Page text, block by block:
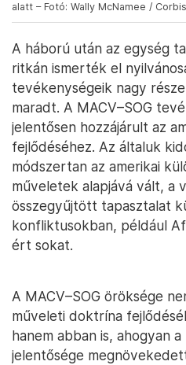
alatt – Fotó: Wally McNamee /
A háború után az egység
ritkán ismerték el
tevékenységeik nagy
maradt. A MACV–SOG
jelentősen hozzájárult az
fejlődéséhez. Az általuk
módszertan az amerikai
műveletek alapjává vált, a
összegyűjtött tapasztalat
konfliktusokban, például
ért sokat.
A MACV–SOG öröksége
műveleti doktrína
hanem abban is, ahogyan
jelentősége